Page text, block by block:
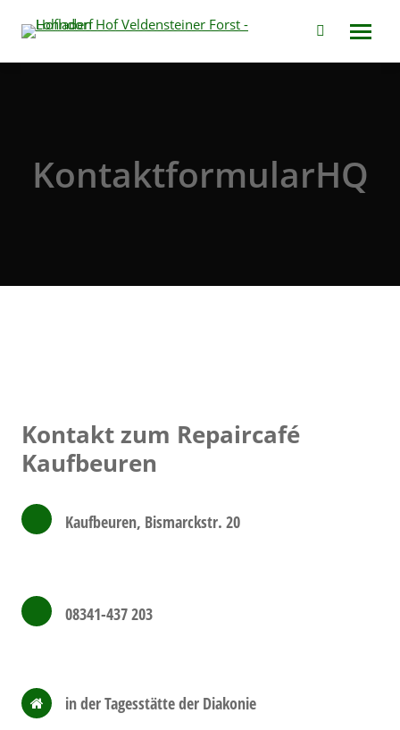
Search:
KontaktformularHQ
Kontakt zum Repaircafé
Kaufbeuren
Kaufbeuren, Bismarckstr. 20
08341-437 203
in derTagesstätte der Diakonie